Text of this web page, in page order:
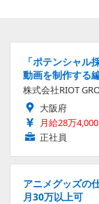
「ポテンシャ
動画を制作する
株式会社RIOT
大阪府
月給28万
正社員
アニメグッズの
月30万以上可